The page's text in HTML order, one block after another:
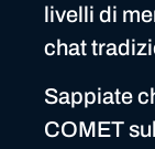
livelli di
chat
Sappiate
COMET